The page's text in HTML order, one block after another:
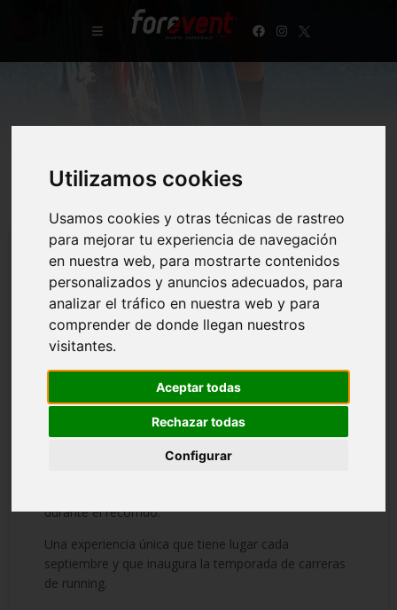
Utilizamos cookies
Usamos cookies y otras técnicas de rastreo
para mejorar tu experiencia de navegación
en nuestra web, para mostrarte contenidos
personalizados y anuncios adecuados, para
analizar el tráfico en nuestra web y para
comprender de donde llegan nuestros
visitantes.
Aceptar todas
Rechazar todas
Configurar
Cross Popular Fiestas de El Pardo. Memorial Carlos Castillo
Evento propio.
Desde Forevent organizamos el CROSS POPULAR de
las fiestas de El Pardo que ya llega a su VII Edición.
El ya conocido “DEER TRAIL EL PARDO” transcurre,
durante 12 kilometros, por un espacio inigualable
como es el Monte de El Pardo.
Un Trail que además tiene un encanto especial: se
durante el recorrido.
Una experiencia única que tiene lugar cada
septiembre y que inaugura la temporada de carreras
de running.